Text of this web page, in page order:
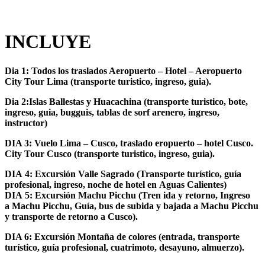
INCLUYE
Dia 1: Todos los traslados Aeropuerto – Hotel – Aeropuerto
City Tour Lima (transporte turistico, ingreso, guia).
Dia 2:Islas Ballestas y Huacachina (transporte turistico, bote,
ingreso, guia, bugguis, tablas de sorf arenero, ingreso,
instructor)
DIA 3: Vuelo Lima – Cusco, traslado eropuerto – hotel Cusco.
City Tour Cusco (transporte turistico, ingreso, guia).
DIA 4: Excursión Valle Sagrado (Transporte turístico, guía
profesional, ingreso, noche de hotel en Aguas Calientes)
DIA 5: Excursión Machu Picchu (Tren ida y retorno, Ingreso
a Machu Picchu, Guía, bus de subida y bajada a Machu Picchu
y transporte de retorno a Cusco).
DIA 6: Excursión Montaña de colores (entrada, transporte
turístico, guía profesional, cuatrimoto, desayuno, almuerzo).